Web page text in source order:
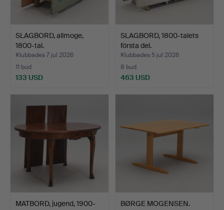
SLAGBORD, allmoge,
1800-tal.
Klubbades 7 jul 2026
11 bud
133 USD
SLAGBORD, 1800-talets
första del.
Klubbades 5 jul 2026
8 bud
463 USD
MATBORD, jugend, 1900-
BØRGE MOGENSEN.